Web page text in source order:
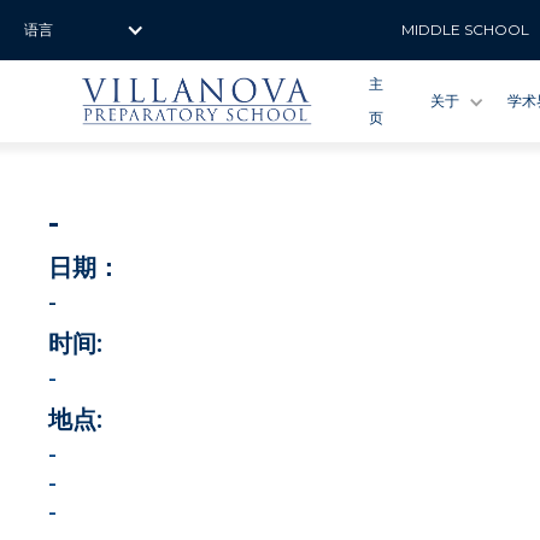
语言 MIDDLE SCHOOL
主
页
关于 学术
-
日期：
-
时间:
-
地点:
-
-
-